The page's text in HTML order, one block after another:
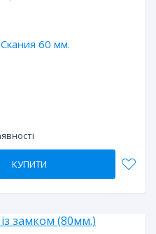
60 мм.
КУПИТИ